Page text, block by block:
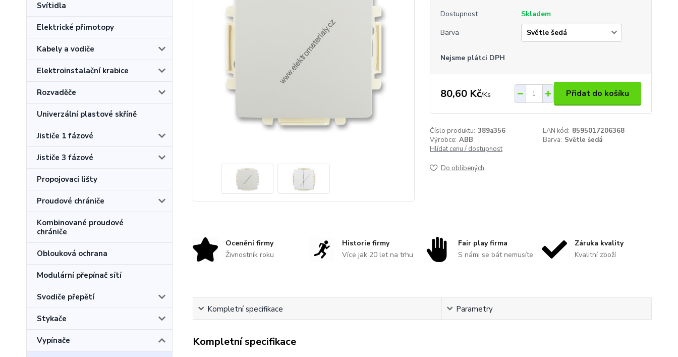
Svítidla
Elektrické přímotopy
Kabely a vodiče
Elektroinstalační krabice
Rozvaděče
Univerzální plastové skříně
Jističe 1 fázové
Jističe 3 fázové
Propojovací lišty
Proudové chrániče
Kombinované proudové
chrániče
Oblouková ochrana
Modulární přepínač sítí
Svodiče přepětí
Stykače
Vypínače
Dostupnost
Skladem
Barva
Nejsme plátci DPH
80,60 Kč/Ks Přidat do košíku
Číslo produktu: 389a356 EAN kód: 8595017206368
Výrobce: ABB Barva: Světle šedá
Hlídat cenu / dostupnost
Do oblíbených
Ocenění firmy
Živnostník roku
Historie firmy
Více jak 20 let na trhu
Fair play firma
S námi se bát nemusíte
Záruka kvality
Kvalitní zboží
Kompletní specifikace Parametry
Kompletní specifikace